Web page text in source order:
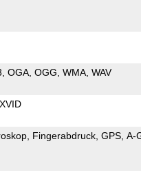
OGA OGG WMA WAV
XVID
Fingerabdruck GPS A-